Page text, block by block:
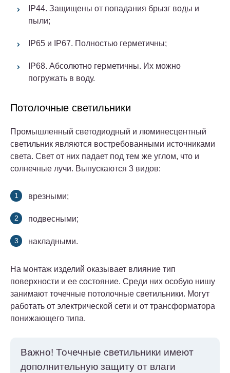
IP44. Защищены от попадания брызг воды и
пыли;
IP65 и IP67. Полностью герметичны;
IP68. Абсолютно герметичны. Их можно
погружать в воду.
Потолочные светильники
Промышленный светодиодный и люминесцентный
светильник являются востребованными источниками
света. Свет от них падает под тем же углом, что и
солнечные лучи. Выпускаются 3 видов:
врезными;
подвесными;
накладными.
На монтаж изделий оказывает влияние тип
поверхности и ее состояние. Среди них особую нишу
занимают точечные потолочные светильники. Могут
работать от электрической сети и от трансформатора
понижающего типа.
Важно! Точечные светильники имеют
дополнительную защиту от влаги